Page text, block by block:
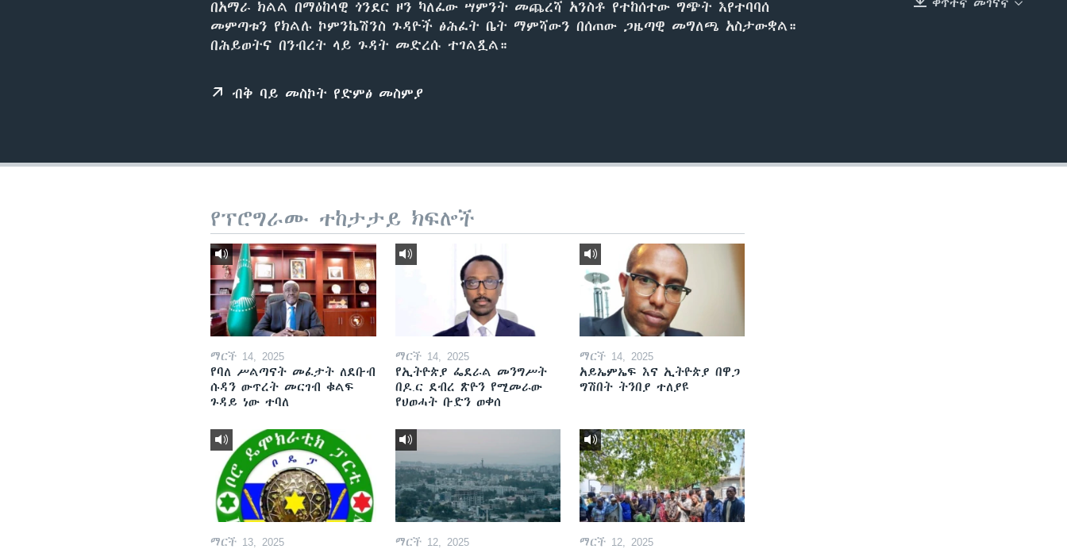
EMBED
በአማራ ክልል በማዕከላዊ ጎንደር ዞን ካለፈው ሣምንት መጨረሻ አንስቶ የተከሰተው ግጭት እየተባባሰ
መምጣቱን የክልሉ ኮምንኬሽንስ ጉዳዮች ፅሕፈት ቤት ማምሻውን በሰጠው ጋዜጣዊ መግለጫ አስታውቋል።
በሕይወትና በንብረት ላይ ጉዳት መድረሱ ተገልጿል።
ብቅ ባይ መስኮት የድምፅ መስምያ
የፕሮግራሙ ተከታታይ ክፍሎች
ማርች 14, 2025
የባለ ሥልጣናት መፈታት ለደቡብ
ሱዳን ውጥረት መርገብ ቁልፍ
ጉዳይ ነው ተባለ
ማርች 14, 2025
የኢትዮጵያ ፌደራል መንግሥት
በዶ.ር ደብረ ጽዮን የሚመራው
የህወሓት ቡድን ወቀሰ
ማርች 14, 2025
አይኤምኤፍ እና ኢትዮጵያ በዋጋ
ግሽበት ትንበያ ተለያዩ
ማርች 13, 2025 ማርች 12, 2025 ማርች 12, 2025